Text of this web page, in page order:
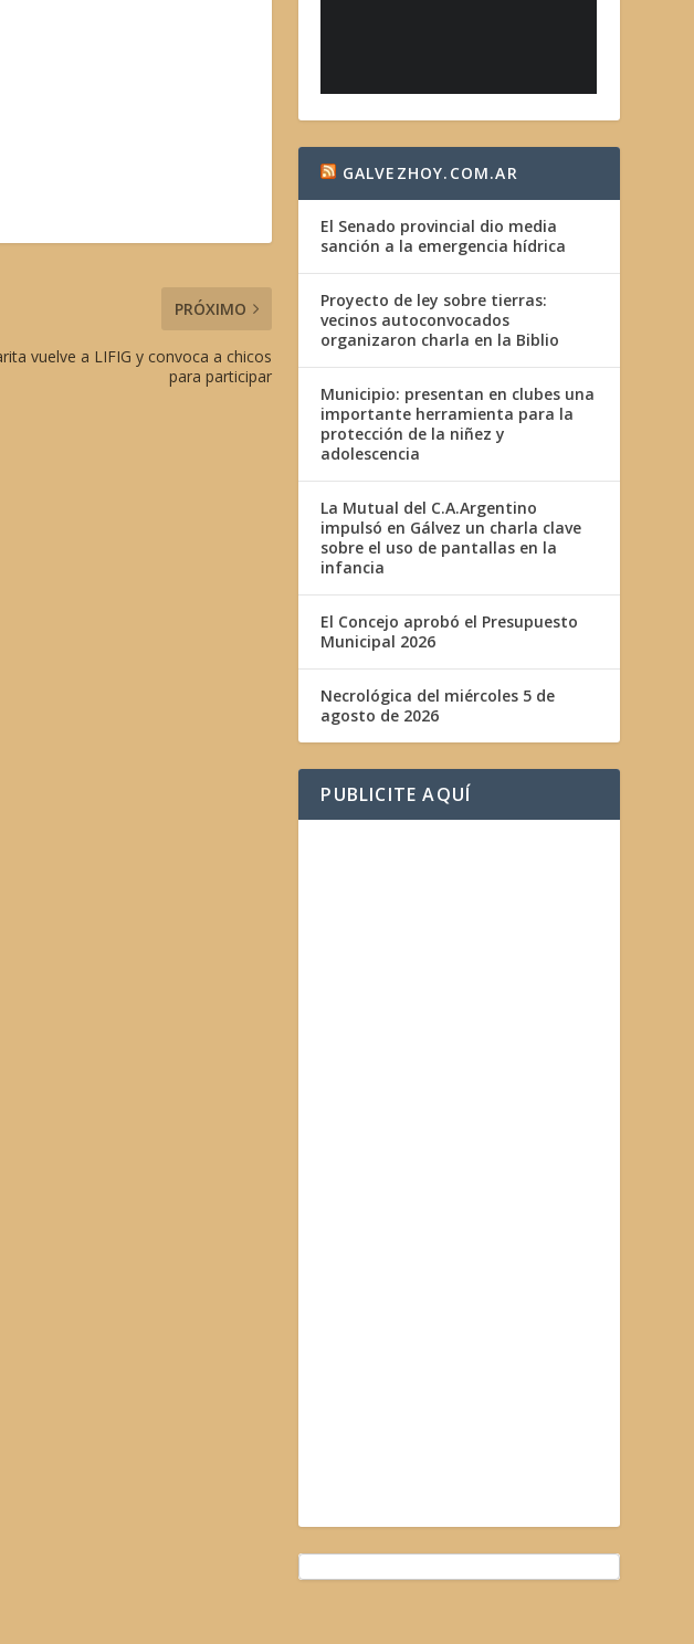
PRÓXIMO
vuelve a LIFIG y convoca a chicos
para participar
GALVEZHOY.COM.AR
El Senado provincial dio media
sanción a la emergencia hídrica
Proyecto de ley sobre tierras:
vecinos autoconvocados
organizaron charla en la Biblio
Municipio: presentan en clubes una
importante herramienta para la
protección de la niñez y
adolescencia
La Mutual del C.A.Argentino
impulsó en Gálvez un charla clave
sobre el uso de pantallas en la
infancia
El Concejo aprobó el Presupuesto
Municipal 2026
Necrológica del miércoles 5 de
agosto de 2026
PUBLICITE AQUÍ